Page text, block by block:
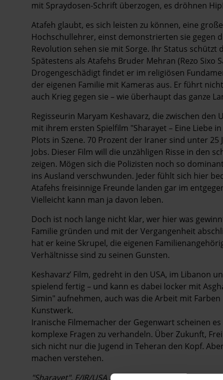
mit Spraydosen-Schrift überzogen, es dröhnen
Atafeh glaubt, es sich leisten zu können, eine
Hochschullehrer, einst demonstrierten sie gegen
Revolution sehen sie mit Sorge. Ihr Status
Spätes­tens als Atafehs Bruder Mehran (Rezo
Drogengeschädigt findet er im religiösen
der eigenen Familie mit Kameras aus. Er führt
auch Krieg gegen sie – wie überhaupt das ganze
Regisseurin Maryam Keshavarz, die zwischen
mit ihrem ersten Spielfilm "Sharayet – Eine Liebe
Plots in Szene. 70 Prozent der Iraner sind unter
Jobs. Dieser Film will die unzähligen Risse in den
zeigen. Mögen sich die Polizisten noch so
ins Ausland verschwunden. Jeder fühlt sich hier
Atafehs freisinnige Freunde landen gar im
Vielleicht kann man ja davon leben.
Doch ist noch lange nicht klar, wer hier was
Familie gründen und mit der Vergangenheit
hat er keine Skrupel, die eigenen
Verhältnisse sind zu seinen Gunsten.
Keshavarz’ Film, gedreht in den USA, im Libanon
spielend fertig – und kann es dabei locker mit
Simin" aufnehmen, auch was die Arbeit mit
Kunstwerk.
Iranische Filmemacher der Gegenwart scheinen
komplexe Fragen zu verhandeln. Über Zukunft,
sich nicht nur die Jugend in Teheran den Kopf.
machen verstehen.
"Sharayet". F/IR/USA 2010. Regie: Maryam